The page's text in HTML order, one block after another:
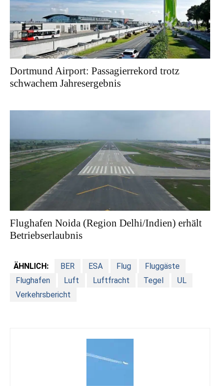
Dortmund Airport: Passagierrekord trotz
schwachem Jahresergebnis
Flughafen Noida (Region Delhi/Indien) erhält
Betriebserlaubnis
ÄHNLICH: BER ESA Flug
Fluggäste
Flughafen
Luft Luftfracht Tegel
UL
Verkehrsbericht